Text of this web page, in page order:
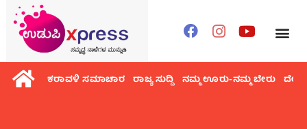
ಕರಾವಳಿ ಸಮಾಚಾರ ರಾಜ್ಯ ಸುದ್ದಿ ನಮ್ಮ ಊರು-ನಮ್ಮ ಬೇರು ದೇಶ